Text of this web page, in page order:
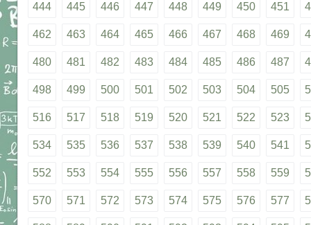
444 445 446 447 448 449 450 451
462 463 464 465 466 467 468 469
480 481 482 483 484 485 486 487
498 499 500 501 502 503 504 505
516 517 518 519 520 521 522 523
534 535 536 537 538 539 540 541
552 553 554 555 556 557 558 559
570 571 572 573 574 575 576 577